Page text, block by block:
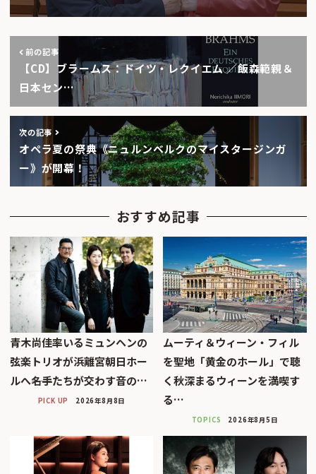
前の記事
【CD】ブラームス：ドイツ・レクイエム ／飯森範親＆
日本セン…
次の記事
オペラ夏の祭典《ニュルンベルクのマイスタージンガ
ー》が開幕！
おすすめ記事
青木尚佳率いるミュンヘンの
弦楽トリオが浜離宮朝日ホー
ルへ――名手たちが交わす音の…
PICK UP 2026年8月8日
ムーティ＆ウィーン・フィル
を聖地「黄金のホール」で聴
く秋深まるウィーンを満喫す
る…
TOPICS 2026年8月5日